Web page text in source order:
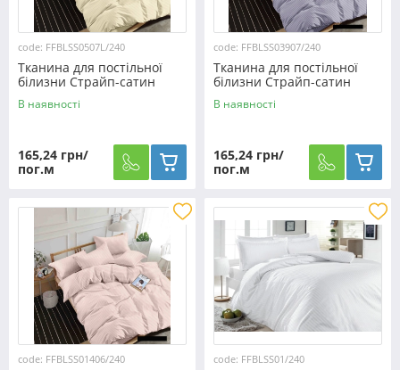
code: FFBLSS0507L/240
Тканина для постільної
білизни Страйп-сатин
SS0507L/240 (60м)
В наявності
165,24 грн/
пог.м
code: FFBLSS03907/240
Тканина для постільної
білизни Страйп-сатин
SS03907/240 (60м)
В наявності
165,24 грн/
пог.м
code: FFBLSS01406/240 code: FFBLSS01/240